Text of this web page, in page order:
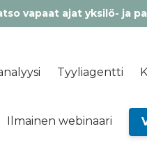
vapaat ajat yksilö- ja
Tyyliagentti
Ilmainen webinaari